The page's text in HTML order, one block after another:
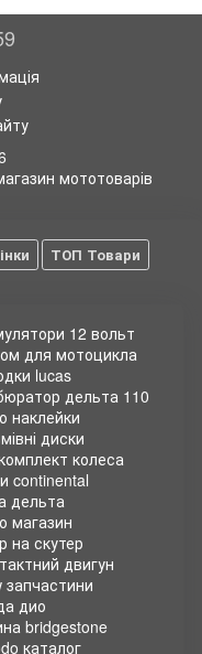
году, но уже через
Acura, как
Toyota и Nissan.
технике у
и сыграла свою роль
Дело в том, что его
зачастую выполнял
так и
успешно поработал в
свои
при этом не только,
С первого дня ее
городе Токио.
Такео Фудзисава, ему
сосредоточится на
как Такео взял
и маркетинга.
мопедов и
компания смогла
причем со
так как там
в дополнительной
остановило
более пятидесяти
ними задание
мототоварів
ТОП Товари
12 вольт
для мотоцикла
lucas
дельта 110
наклейки
диски
колеса
continental
дельта
магазин
на скутер
двигун
запчастини
дио
bridgestone
каталог